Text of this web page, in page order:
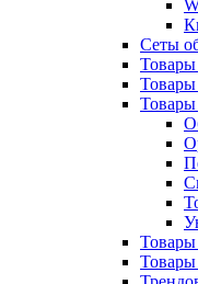
Сеты
Товары
Товары
Товары
Товары